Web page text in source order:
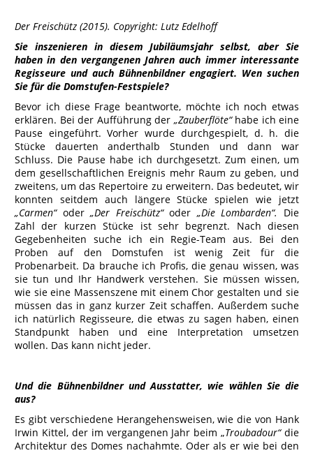
Der Freischütz (2015). Copyright: Lutz Edelhoff
Sie inszenieren in diesem Jubiläumsjahr selbst, aber Sie
haben in den vergangenen Jahren auch immer interessante
Regisseure und auch Bühnenbildner engagiert. Wen suchen
Sie für die Domstufen-Festspiele?
Bevor ich diese Frage beantworte, möchte ich noch etwas
erklären. Bei der Aufführung der „Zauberflöte“habe ich eine
Pause eingeführt. Vorher wurde durchgespielt, d. h. die
Stücke dauerten anderthalb Stunden und dann war
Schluss. Die Pause habe ich durchgesetzt. Zum einen, um
dem gesellschaftlichen Ereignis mehr Raum zu geben, und
zweitens, um das Repertoire zu erweitern. Das bedeutet, wir
konnten seitdem auch längere Stücke spielen wie jetzt
„Carmen“ oder„Der Freischütz“oder „Die Lombarden“.
Die
Zahl der kurzen Stücke ist sehr begrenzt. Nach diesen
Gegebenheiten suche ich ein Regie-Team aus. Bei den
Proben auf den Domstufen ist wenig Zeit für die
Probenarbeit. Da brauche ich Profis, die genau wissen, was
sie tun und Ihr Handwerk verstehen. Sie müssen wissen,
wie sie eine Massenszene mit einem Chor gestalten und sie
müssen das in ganz kurzer Zeit schaffen. Außerdem suche
ich natürlich Regisseure, die etwas zu sagen haben, einen
Standpunkt haben und eine Interpretation umsetzen
wollen. Das kann nicht jeder.
Und die Bühnenbildner und Ausstatter, wie wählen Sie die
aus?
Es gibt verschiedene Herangehensweisen, wie die von Hank
Irwin Kittel, der im vergangenen Jahr beim „Troubadour“ die
Architektur des Domes nachahmte. Oder als er wie bei den